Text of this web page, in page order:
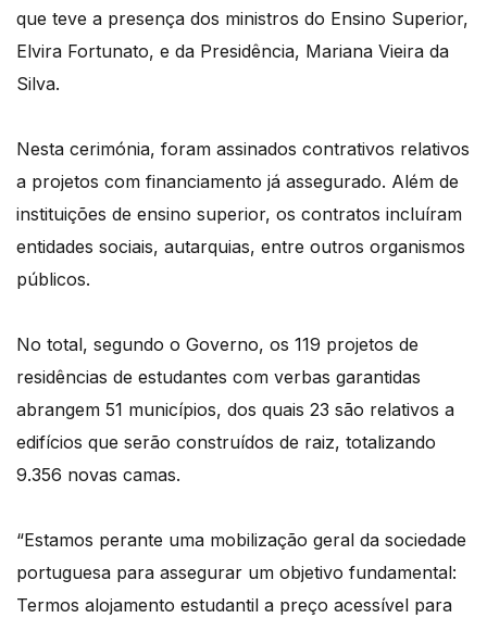
que teve a presença dos ministros do Ensino Superior,
Elvira Fortunato, e da Presidência, Mariana Vieira da
Silva.
Nesta cerimónia, foram assinados contrativos relativos
a projetos com financiamento já assegurado. Além de
instituições de ensino superior, os contratos incluíram
entidades sociais, autarquias, entre outros organismos
públicos.
No total, segundo o Governo, os 119 projetos de
residências de estudantes com verbas garantidas
abrangem 51 municípios, dos quais 23 são relativos a
edifícios que serão construídos de raiz, totalizando
9.356 novas camas.
“Estamos perante uma mobilização geral da sociedade
portuguesa para assegurar um objetivo fundamental:
Termos alojamento estudantil a preço acessível para